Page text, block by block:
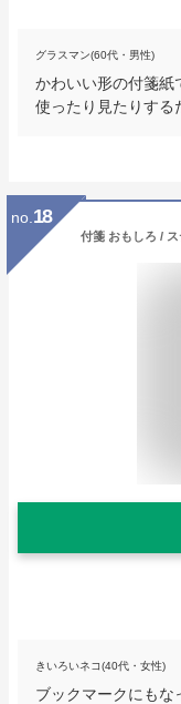
グラスマン(60代・男性)
かわいい形の付箋紙
使ったり見たりする
no. 18
きいろいネコ(40代・女性)
ブックマークにもな